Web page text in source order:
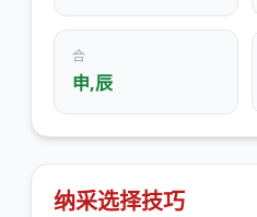
合
申,辰
纳采选择技巧